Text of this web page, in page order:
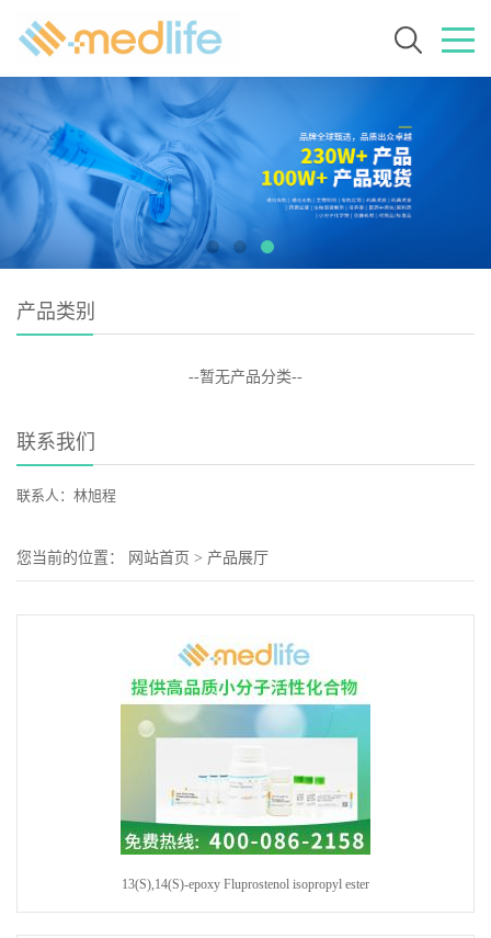
产品类别
--暂无产品分类--
联系我们
联系人：林旭程
您当前的位置： 网站首页 > 产品展厅
13(S),14(S)-epoxy Fluprostenol isopropyl ester